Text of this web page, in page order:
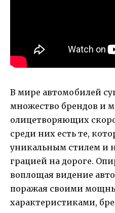
В мире автомобилей
множество брендов и
олицетворяющих
среди них есть те,
уникальным стилем и
грацией на дороге.
воплощая видение
поражая своими
характеристиками,